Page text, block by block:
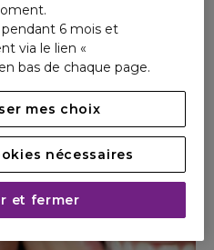
6 mois et
via le lien «
bas de chaque page.
mes choix
nécessaires
et fermer